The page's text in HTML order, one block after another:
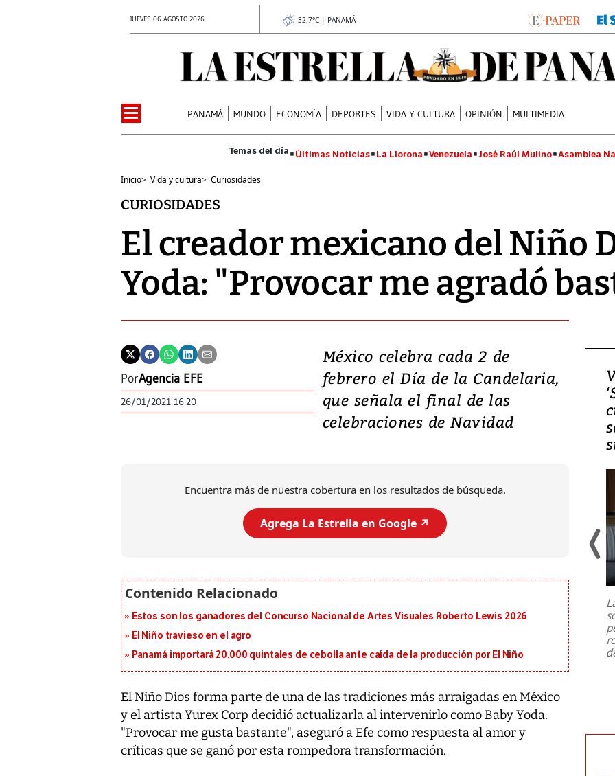
JUEVES 06 AGOSTO 2026 32.7°C | PANAMÁ
PANAMÁ MUNDO ECONOMÍA DEPORTES VIDA Y CULTURA OPINIÓN MULTIMEDIA
Últimas Noticias La Llorona Venezuela José Raúl Mulino Asamblea
Inicio> Vida y cultura> Curiosidades
CURIOSIDADES
El creador mexicano del Niño
Yoda: "Provocar me agradó
PorAgencia EFE
26/01/2021 16:20
México celebra cada 2 de
febrero el Día de la Candelaria,
que señala el final de las
celebraciones de Navidad
Encuentra más de nuestra cobertura en los resultados de búsqueda.
Agrega La Estrella en Google ↗️
Estos son los ganadores del Concurso Nacional de Artes Visuales Roberto Lewis 2026
El Niño travieso en el agro
Panamá importará 20,000 quintales de cebolla ante caída de la producción por El Niño
El Niño Dios forma parte de una de las tradiciones más arraigadas en México
y el artista Yurex Corp decidió actualizarla al intervenirlo como Baby Yoda.
"Provocar me gusta bastante", aseguró a Efe como respuesta al amor y
críticas que se ganó por esta rompedora transformación.
Video, Japón: Terremoto
deja heridos y graves
daños en Kumamoto
7,1 se registró este martes 28 de
emergencia de gran...